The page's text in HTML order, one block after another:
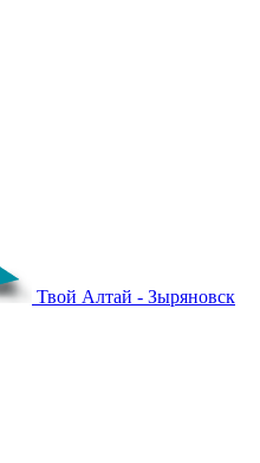
Твой Алтай - Зыряновск